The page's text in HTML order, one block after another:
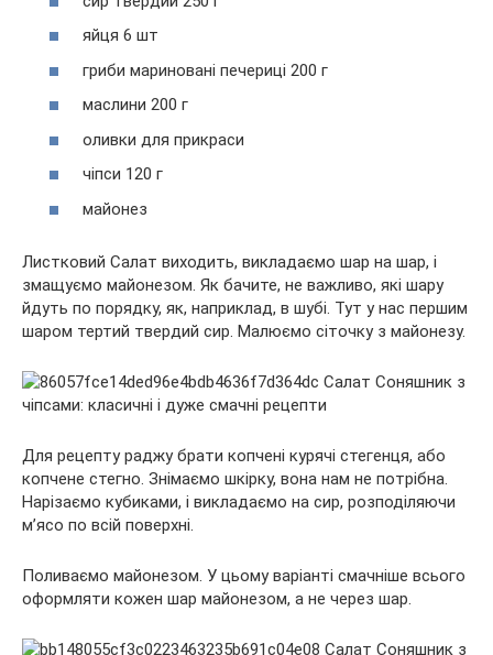
яйця 6 шт
гриби мариновані печериці 200 г
маслини 200 г
оливки для прикраси
чіпси 120 г
майонез
Листковий Салат виходить, викладаємо шар на шар, і
змащуємо майонезом. Як бачите, не важливо, які шару
йдуть по порядку, як, наприклад, в шубі. Тут у нас першим
шаром тертий твердий сир. Малюємо сіточку з майонезу.
Для рецепту раджу брати копчені курячі стегенця, або
копчене стегно. Знімаємо шкірку, вона нам не потрібна.
Нарізаємо кубиками, і викладаємо на сир, розподіляючи
м’ясо по всій поверхні.
Поливаємо майонезом. У цьому варіанті смачніше всього
оформляти кожен шар майонезом, а не через шар.